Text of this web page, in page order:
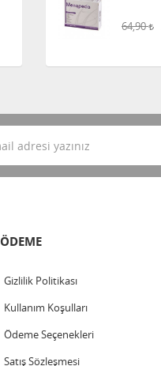
64,90
ÖDEME
Gizlilik Politikası
Kullanım Koşulları
Ödeme Seçenekleri
Satış Sözleşmesi